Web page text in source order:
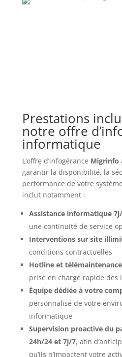
Prestations
notre offre
informatique
L’offre d’infogérance Migrinfo
garantir la disponibilité, la
performance de votre
inclut notamment :
Assistance informatique
une continuité de service
Interventions sur site
conditions contractuelles
Hotline et
prise en charge rapide des
Équipe dédiée à votre
personnalisé de votre
informatique
Supervision proactive du
24h/24 et 7j/7, afin
qu’ils n’impactent votre